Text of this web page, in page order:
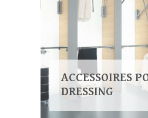
ACCESSOIRES
DRESSING